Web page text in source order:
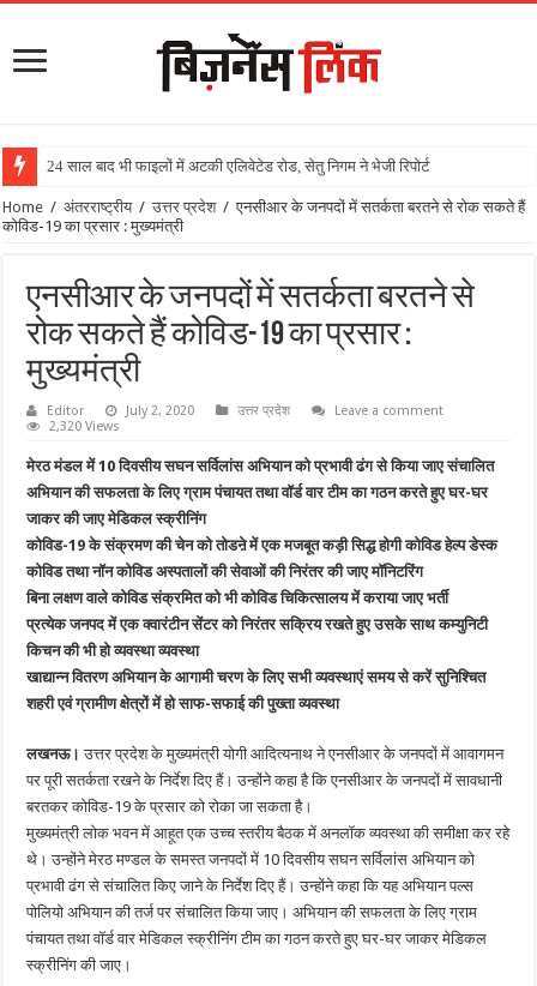
24 साल बाद भी फाइलों में अटकी एलिवेटेड रोड, सेतु निगम ने भेजी रिपोर्ट
Home / अंतरराष्ट्रीय / उत्तर प्रदेश / एनसीआर के जनपदों में सतर्कता बरतने से रोक सकते हैं
कोविड-19 का प्रसार : मुख्यमंत्री
एनसीआर के जनपदों में सतर्कता बरतने से
रोक सकते हैं कोविड-19 का प्रसार :
मुख्यमंत्री
Editor July 2, 2020 उत्तर प्रदेश
Leave a comment
2,320 Views
मेरठ मंडल में 10 दिवसीय सघन सर्विलांस अभियान को प्रभावी ढंग से किया जाए संचालित
अभियान की सफलता के लिए ग्राम पंचायत तथा वॉर्ड वार टीम का गठन करते हुए घर-घर
जाकर की जाए मेडिकल स्क्रीनिंग
कोविड-19 के संक्रमण की चेन को तोडऩे में एक मजबूत कड़ी सिद्ध होगी कोविड हेल्प डेस्क
कोविड तथा नॉन कोविड अस्पतालों की सेवाओं की निरंतर की जाए मॉनिटरिंग
बिना लक्षण वाले कोविड संक्रमित को भी कोविड चिकित्सालय में कराया जाए भर्ती
प्रत्येक जनपद में एक क्वारंटीन सेंटर को निरंतर सक्रिय रखते हुए उसके साथ कम्युनिटी
किचन की भी हो व्यवस्था व्यवस्था
खाद्यान्न वितरण अभियान के आगामी चरण के लिए सभी व्यवस्थाएं समय से करें सुनिश्चित
शहरी एवं ग्रामीण क्षेत्रों में हो साफ-सफाई की पुख्ता व्यवस्था
लखनऊ। उत्तर प्रदेश के मुख्यमंत्री योगी आदित्यनाथ ने एनसीआर के जनपदों में आवागमन
पर पूरी सतर्कता रखने के निर्देश दिए हैं। उन्होंने कहा है कि एनसीआर के जनपदों में सावधानी
बरतकर कोविड-19 के प्रसार को रोका जा सकता है।
मुख्यमंत्री लोक भवन में आहूत एक उच्च स्तरीय बैठक में अनलॉक व्यवस्था की समीक्षा कर रहे
थे। उन्होंने मेरठ मण्डल के समस्त जनपदों में 10 दिवसीय सघन सर्विलांस अभियान को
प्रभावी ढंग से संचालित किए जाने के निर्देश दिए हैं। उन्होंने कहा कि यह अभियान पल्स
पोलियो अभियान की तर्ज पर संचालित किया जाए। अभियान की सफलता के लिए ग्राम
पंचायत तथा वॉर्ड वार मेडिकल स्क्रीनिंग टीम का गठन करते हुए घर-घर जाकर मेडिकल
स्क्रीनिंग की जाए।